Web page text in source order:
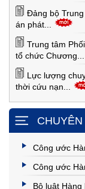
Đảng bộ
án phát...
Trung tâm
tổ chức Chương...
Lực lượng
thời cứu nạn...
CHUYÊN
Công ước
Công ước
Bộ luật Hàng